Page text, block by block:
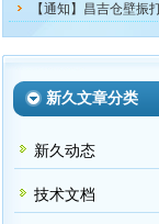
【通知】昌吉仓壁振
新久文章分类
新久动态
技术文档